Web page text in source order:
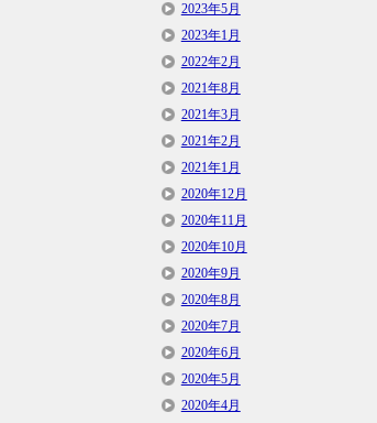
2023年5月
2023年1月
2022年2月
2021年8月
2021年3月
2021年2月
2021年1月
2020年12月
2020年11月
2020年10月
2020年9月
2020年8月
2020年7月
2020年6月
2020年5月
2020年4月